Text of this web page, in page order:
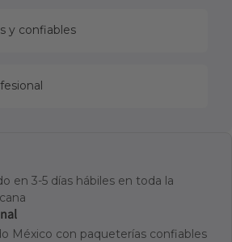
y confiables
en 3-5 días hábiles en toda la
México con paqueterías confiables